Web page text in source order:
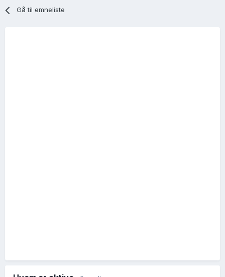
Gå til emneliste